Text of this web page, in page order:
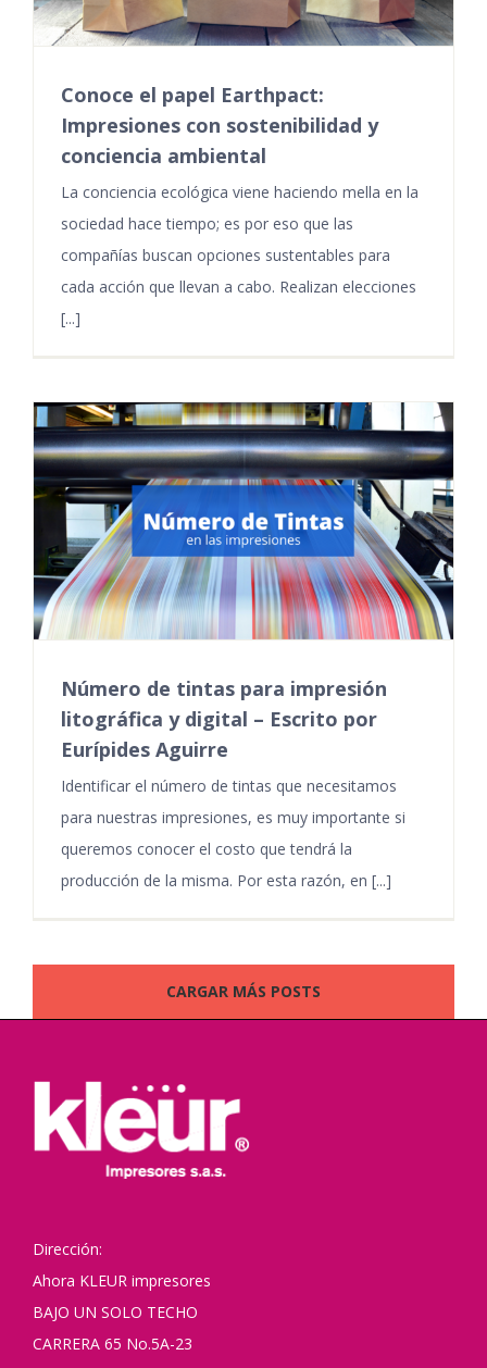
Conoce el papel Earthpact:
Impresiones con sostenibilidad y
conciencia ambiental
La conciencia ecológica viene haciendo mella en la
sociedad hace tiempo; es por eso que las
compañías buscan opciones sustentables para
cada acción que llevan a cabo. Realizan elecciones
[...]
Número de tintas para impresión
litográfica y digital – Escrito por
Eurípides Aguirre
Identificar el número de tintas que necesitamos
para nuestras impresiones, es muy importante si
queremos conocer el costo que tendrá la
producción de la misma. Por esta razón, en [...]
CARGAR MÁS POSTS
Dirección:
Ahora KLEUR impresores
BAJO UN SOLO TECHO
CARRERA 65 No.5A-23